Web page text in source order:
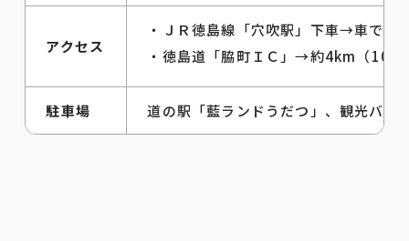
アクセス
・ＪＲ徳島線「穴吹駅」下車→車で約
・徳島道「脇町ＩＣ」→約4km（10分
駐車場 道の駅「藍ランドうだつ」、観光バス